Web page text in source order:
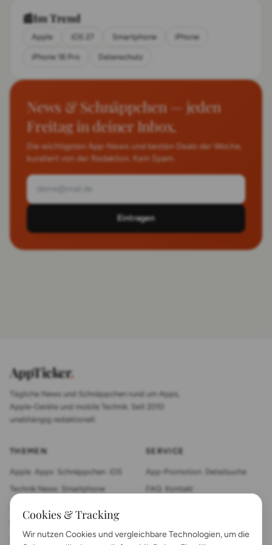
📰Im Trend
Apple iOS 27 Smartphone iPhone
iPhone 18 Pro Datenschutz
News & Schnäppchen — jeden
Freitag in deiner Inbox.
Die wichtigsten App-News und besten Deals der Woche,
kuratiert von der Redaktion. Kein Spam.
Eintragen
AppTicker.
Tägliche News und Schnäppchen rund um Apps,
Apple-Geräte und mobile Technik. Seit 2010
unabhängig redaktionell.
THEMEN
Apple Apps Schnäppchen
Technik News
Smartphone
Anleitungen Gadgets
SERVICE
App-Promotion
Detailsuche
FAQ
Kontakt
Cookies & Tracking
Wir nutzen Cookies und vergleichbare Technologien, um die